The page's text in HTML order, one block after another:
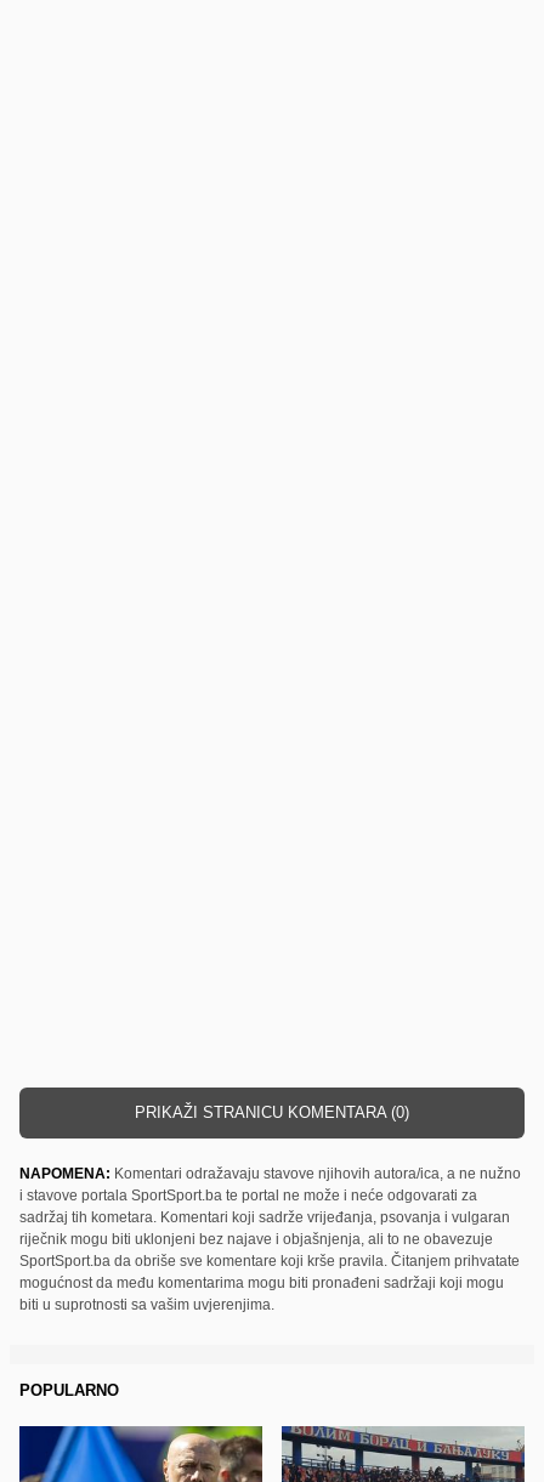
PRIKAŽI STRANICU KOMENTARA (0)
NAPOMENA: Komentari odražavaju stavove njihovih autora/ica, a ne nužno
i stavove portala SportSport.ba te portal ne može i neće odgovarati za
sadržaj tih kometara. Komentari koji sadrže vrijeđanja, psovanja i vulgaran
riječnik mogu biti uklonjeni bez najave i objašnjenja, ali to ne obavezuje
SportSport.ba da obriše sve komentare koji krše pravila. Čitanjem prihvatate
mogućnost da među komentarima mogu biti pronađeni sadržaji koji mogu
biti u suprotnosti sa vašim uvjerenjima.
POPULARNO